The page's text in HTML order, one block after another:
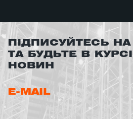
ПІДПИСУЙТЕСЬ
ТА БУДЬТЕ В
НОВИН
E-MAIL